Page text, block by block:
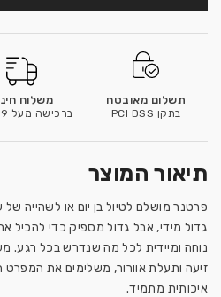
תשלום מאובטח
בתקן PCI DSS
משלוח
ברכישה מעל 399 ₪
תיאור המוצר
פרטנר מושלם לטיול בן יום או לשהייה
גדול מידי, אבל גדול מספיק כדי
נוחה ומיידית לכל מה שנדרש בכל רגע.
זיעה ותעלת אוורור, משלימים את המפרט
איכותית מתמיד.